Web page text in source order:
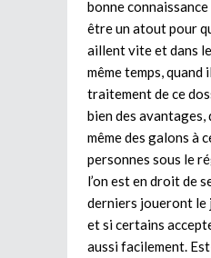
bonne
être un atout pour
aillent vite et dans
même temps, quand
traitement de ce
bien des
même des galons à
personnes sous le
l’on est en droit de
derniers joueront le
et si certains
aussi facilement.